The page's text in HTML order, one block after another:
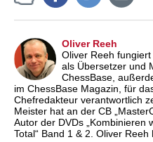
Oliver Reeh
Oliver Reeh
als Übersetzer und
ChessBase,
im ChessBase Magazin, für
Chefredakteur verantwortlich
Meister hat an der CB
Autor der DVDs „Kombinieren
Total“ Band 1 & 2. Oliver Reeh